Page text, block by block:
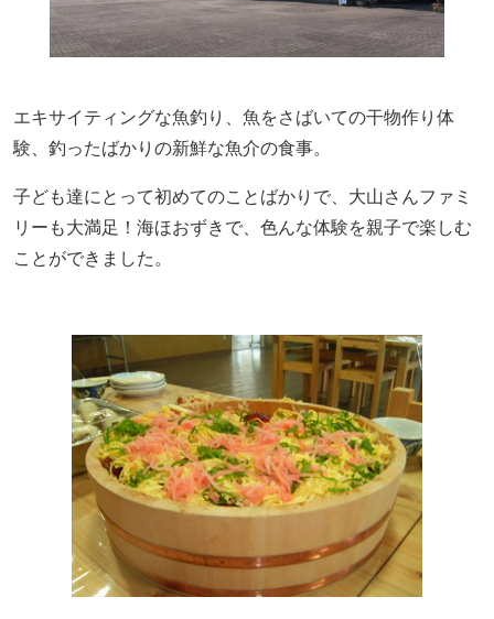
エキサイティングな魚釣り、魚をさばいての干物作り体
験、釣ったばかりの新鮮な魚介の食事。
子ども達にとって初めてのことばかりで、大山さんファミ
リーも大満足！海ほおずきで、色んな体験を親子で楽しむ
ことができました。